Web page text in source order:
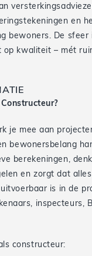
en
bewoners. De sfeer
op kwaliteit – mét
je mee aan
bewonersbelang
berekeningen,
en zorgt dat
is in de
inspecteurs,
constructeur: